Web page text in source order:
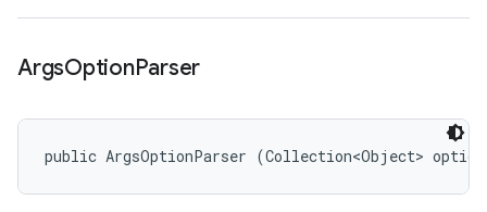
ArgsOptionParser
public ArgsOptionParser (Collection<Object>